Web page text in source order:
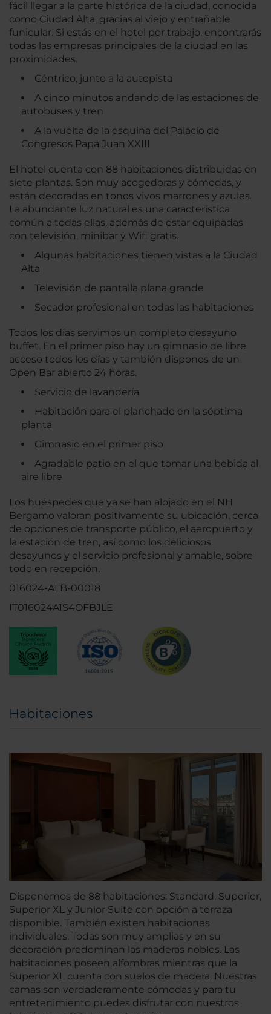
fácil llegar a la parte histórica de la ciudad, conocida
como Ciudad Alta, gracias al viejo y entrañable
funicular. Si estás en el hotel por trabajo, encontrarás
todas las empresas principales de la ciudad en las
proximidades.
Céntrico, junto a la autopista
A cinco minutos andando de las estaciones de
autobuses y tren
A la vuelta de la esquina del Palacio de
Congresos Papa Juan XXIII
El hotel cuenta con 88 habitaciones distribuidas en
siete plantas. Son muy acogedoras y cómodas, y
están decoradas en tonos vivos marrones y azules.
La abundante luz natural es una característica
común a todas ellas, además de estar equipadas
con televisión, minibar y Wifi gratis.
Algunas habitaciones tienen vistas a la Ciudad
Alta
Televisión de pantalla plana grande
Secador profesional en todas las habitaciones
Todos los días servimos un completo desayuno
buffet. En el primer piso hay un gimnasio de libre
acceso todos los días y también dispones de un
Open Bar abierto 24 horas.
Servicio de lavandería
Habitación para el planchado en la séptima
planta
Gimnasio en el primer piso
Agradable patio en el que tomar una bebida al
aire libre
Los huéspedes que ya se han alojado en el NH
Bergamo valoran positivamente su ubicación, cerca
de opciones de transporte público, el aeropuerto y
la estación de tren, así como los deliciosos
desayunos y el servicio profesional y amable, sobre
todo en recepción.
016024-ALB-00018
IT016024A1S4OFBJLE
Habitaciones
Disponemos de 88 habitaciones: Standard, Superior,
Superior XL y Junior Suite con opción a terraza
disponible. También existen habitaciones
individuales. Todas son muy amplias y en su
decoración predominan las maderas nobles. Las
habitaciones poseen alfombras mientras que la
Superior XL cuenta con suelos de madera. Nuestras
camas son verdaderamente cómodas y para tu
entretenimiento puedes disfrutar con nuestros